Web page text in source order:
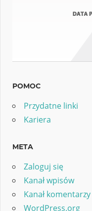
POMOC
Przydatne linki
Kariera
META
Zaloguj się
Kanał wpisów
Kanał komentarzy
WordPress.org